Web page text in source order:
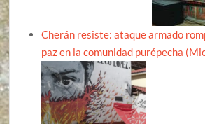
Cherán resiste: ataque armado
paz en la comunidad purépecha